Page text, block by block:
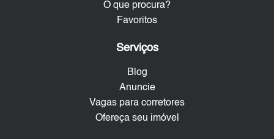
O que procura?
Favoritos
Serviços
Blog
Anuncie
Vagas para corretores
Ofereça seu imóvel